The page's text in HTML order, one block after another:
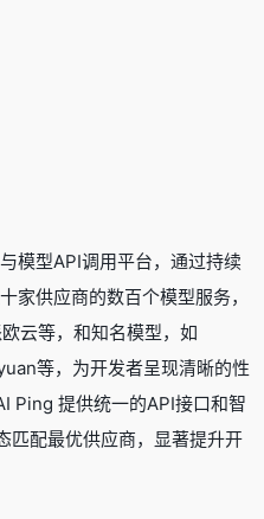
模型API调用平台，通过持续
家供应商的数百个模型服务，
云等，和知名模型，如
等，为开发者呈现清晰的性
Ping 提供统一的API接口和智
匹配最优供应商，显著提升开